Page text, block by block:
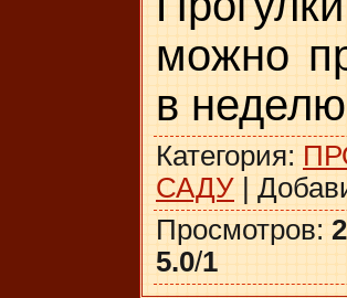
можно
в
Категория:
САДУ |
Просмотров:
5.0/1